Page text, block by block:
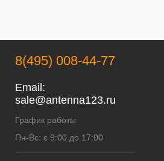
8(495) 008-44-77
Email:
sale@antenna123.ru
График работы
Пн-Вс: с 9:00 до 17:00